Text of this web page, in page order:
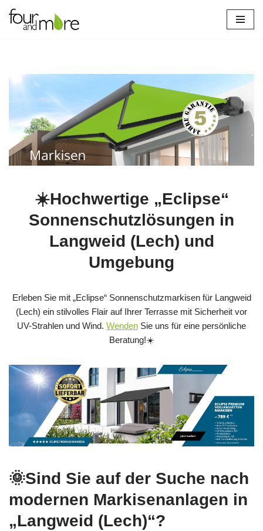
Zum
☀️Hochwertige „Eclipse“
Sonnenschutzlösungen in
Langweid (Lech) und
Umgebung
Erleben Sie mit „Eclipse“ Sonnenschutzmarkisen für Langweid
(Lech) ein stilvolles Flair auf Ihrer Terrasse mit Sicherheit vor
UV-Strahlen und Wind. Wenden Sie uns für eine persönliche
Beratung!☀️
🌞Sind Sie auf der Suche nach
modernen Markisenanlagen in
„Langweid (Lech)“?